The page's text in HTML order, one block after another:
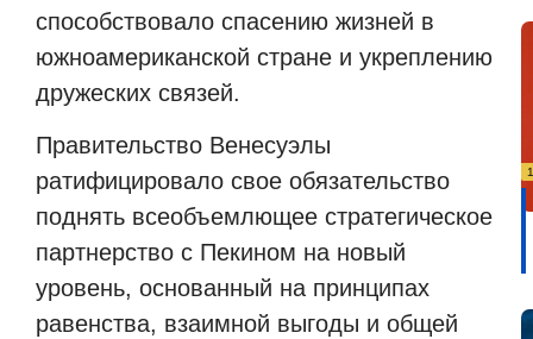
способствовало спасению жизней в
южноамериканской стране и укреплению
дружеских связей.
Правительство Венесуэлы
ратифицировало свое обязательство
поднять всеобъемлющее стратегическое
партнерство с Пекином на новый
уровень, основанный на принципах
равенства, взаимной выгоды и общей